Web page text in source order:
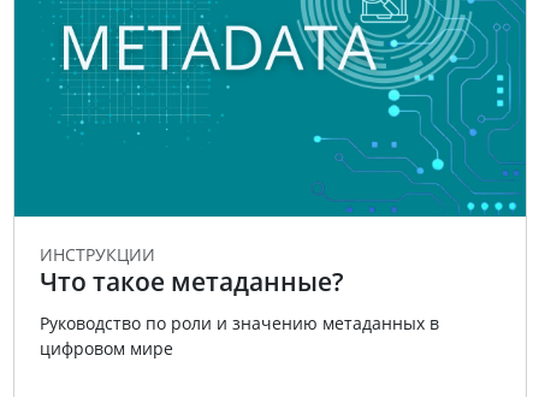
ИНСТРУКЦИИ
Что такое метаданные?
Руководство по роли и значению метаданных в
цифровом мире